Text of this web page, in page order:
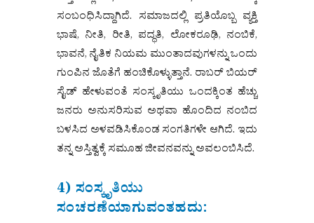
ಸಂಬಂಧಿಸಿದ್ದಾಗಿದೆ. ಸಮಾಜದಲ್ಲಿ ಪ್ರತಿಯೊಬ್ಬ ವ್ಯಕ್ತಿ
ಭಾಷೆ, ನೀತಿ, ರೀತಿ, ಪದ್ಧತಿ, ಲೋಕರೂಢಿ, ನಂಬಿಕೆ,
ಭಾವನೆ, ನೈತಿಕ ನಿಯಮ ಮುಂತಾದವುಗಳನ್ನು ಒಂದು
ಗುಂಪಿನ ಜೊತೆಗೆ ಹಂಚಿಕೊಳ್ಳುತ್ತಾನೆ. ರಾಬರ್ ಬಿಯರ್
ಸೈಡ್ ಹೇಳುವಂತೆ ಸಂಸ್ಕೃತಿಯು ಒಂದಕ್ಕಿಂತ ಹೆಚ್ಚು
ಜನರು ಅನುಸರಿಸುವ ಅಥವಾ ಹೊಂದಿದ ನಂಬಿದ
ಬಳಸಿದ ಅಳವಡಿಸಿಕೊಂಡ ಸಂಗತಿಗಳೇ ಆಗಿದೆ. ಇದು
ತನ್ನ ಅಸ್ತಿತ್ವಕ್ಕೆ ಸಮೂಹ ಜೀವನವನ್ನು ಅವಲಂಬಿಸಿದೆ.
4) ಸಂಸ್ಕೃತಿಯು
ಸಂಚರಣೆಯಾಗುವಂತಹದು: